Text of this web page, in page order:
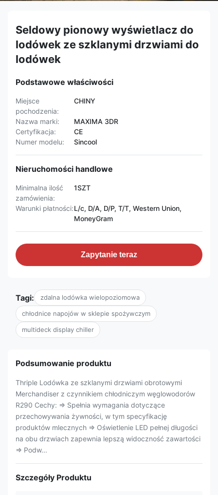
Seldowy pionowy wyświetlacz do
lodówek ze szklanymi drzwiami do
lodówek
Podstawowe właściwości
Miejsce
pochodzenia:
CHINY
Nazwa marki:
MAXIMA 3DR
Certyfikacja:
CE
Numer modelu:
Sincool
Nieruchomości handlowe
Minimalna ilość
zamówienia:
1SZT
Warunki płatności:L/c, D/A, D/P, T/T, Western Union,
MoneyGram
Zapytanie teraz
Tagi: zdalna lodówka wielopoziomowa
chłodnice napojów w sklepie spożywczym
multideck display chiller
Podsumowanie produktu
Thriple Lodówka ze szklanymi drzwiami obrotowymi
Merchandiser z czynnikiem chłodniczym węglowodorów
R290 Cechy: ⇒ Spełnia wymagania dotyczące
przechowywania żywności, w tym specyfikację
produktów mlecznych ⇒ Oświetlenie LED pełnej długości
na obu drzwiach zapewnia lepszą widoczność zawartości
⇒ Podw...
Szczegóły Produktu